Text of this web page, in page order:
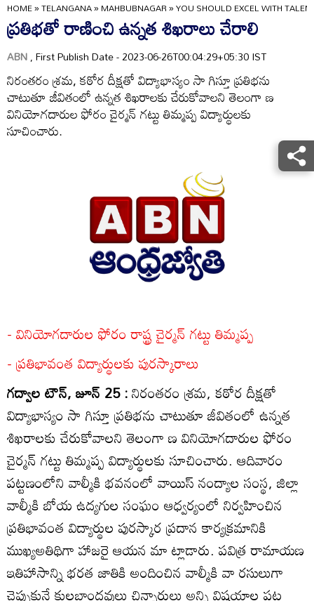
HOME»TELANGANA»MAHBUBNAGAR»YOU SHOULD EXCEL WITH
ప్రతిభతో రాణించి ఉన్నత శిఖరాలు చేరాలి
ABN, First Publish Date - 2023-06-26T00:04:29+05:30 IST
నిరంతరం శ్రమ, కఠోర దీక్షతో విద్యాభాస్యం సా గిస్తూ ప్రతిభను
చాటుతూ జీవితంలో ఉన్నత శిఖరాలకు చేరుకోవాలని తెలంగా ణ
వినియోగదారుల ఫోరం చైర్మన్‌ గట్టు తిమ్మప్ప విద్యార్థులకు
సూచించారు.
- వినియోగదారుల ఫోరం రాష్ట్ర చైర్మన్‌ గట్టు తిమ్మప్ప
- ప్రతిభావంత విద్యార్థులకు పురస్కారాలు
గద్వాల టౌన్‌, జూన్‌ 25 :నిరంతరం శ్రమ, కఠోర దీక్షతో
విద్యాభాస్యం సా గిస్తూ ప్రతిభను చాటుతూ జీవితంలో ఉన్నత
శిఖరాలకు చేరుకోవాలని తెలంగా ణ వినియోగదారుల ఫోరం
చైర్మన్‌ గట్టు తిమ్మప్ప విద్యార్థులకు సూచించారు. ఆదివారం
పట్టణంలోని వాల్మీకి భవనంలో వాయిస్‌ నంద్యాల సంస్థ, జిల్లా
వాల్మీకి బోయ ఉద్యగుల సంఘం ఆధ్వర్యంలో నిర్వహించిన
ప్రతిభావంత విద్యార్థుల పురస్కార ప్రదాన కార్యక్రమానికి
ముఖ్యఅతిథిగా హాజరై ఆయన మా ట్లాడారు. పవిత్ర రామాయణ
ఇతిహాసాన్ని భరత జాతికి అందించిన వాల్మీకి వా రసులుగా
చెప్పుకునే కులబాందవులు చిన్నారులు అన్ని విషయాల పట్ల